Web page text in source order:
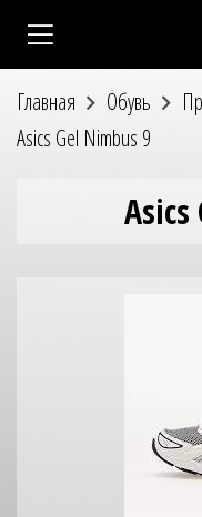
Главная Обувь
Asics Gel Nimbus 9